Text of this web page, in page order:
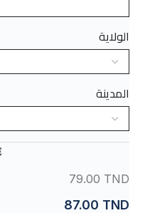
الولاية
المدينة
79.00 TND
87.00 TND